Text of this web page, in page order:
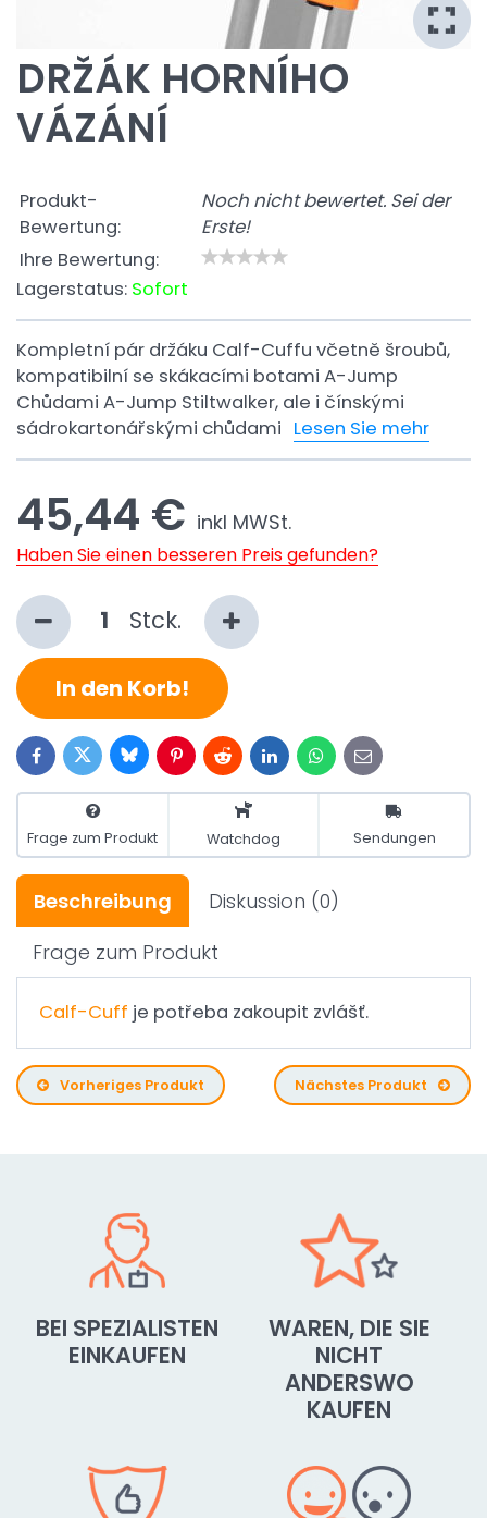
DRŽÁK HORNÍHO
VÁZÁNÍ
Produkt-
Bewertung:
Noch nicht bewertet. Sei der
Erste!
Ihre Bewertung:
Lagerstatus: Sofort
Kompletní pár držáku Calf-Cuffu včetně šroubů,
kompatibilní se skákacími botami A-Jump
Chůdami A-Jump Stiltwalker, ale i čínskými
sádrokartonářskými chůdami Lesen Sie mehr
45,44 € inkl MWSt.
Haben Sie einen besseren Preis gefunden?
Stck.
In den Korb!
FacebookTwitterBlueskyPinterestRedditLinkedInWhatsApp
E-
mail
Frage zum Produkt Watchdog Sendungen
Beschreibung Diskussion (0)
Frage zum Produkt
Calf-Cuff je potřeba zakoupit zvlášť.
Vorheriges Produkt Nächstes Produkt
BEI SPEZIALISTEN
EINKAUFEN
WAREN, DIE SIE
NICHT
ANDERSWO
KAUFEN